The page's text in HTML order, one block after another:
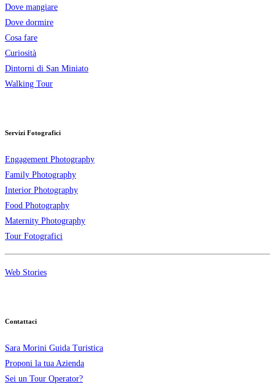
Dove mangiare
Dove dormire
Cosa fare
Curiosità
Dintorni di San Miniato
Walking Tour
Servizi Fotografici
Engagement Photography
Family Photography
Interior Photography
Food Photography
Maternity Photography
Tour Fotografici
Web Stories
Contattaci
Sara Morini Guida Turistica
Proponi la tua Azienda
Sei un Tour Operator?